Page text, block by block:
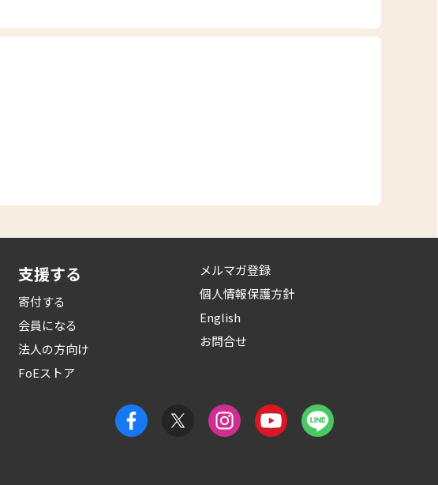
支援する
寄付する
会員になる
法人の方向け
FoEストア
メルマガ登録
個人情報保護方針
English
お問合せ